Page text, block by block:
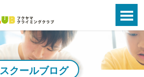
スクールブログ